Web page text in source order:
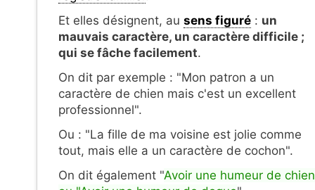
Et elles désignent, au sens figuré : un
mauvais caractère, un caractère difficile ;
qui se fâche facilement.
On dit par exemple : "Mon patron a un
caractère de chien mais c'est un excellent
professionnel".
Ou : "La fille de ma voisine est jolie comme
tout, mais elle a un caractère de cochon".
On dit également "Avoir une humeur de